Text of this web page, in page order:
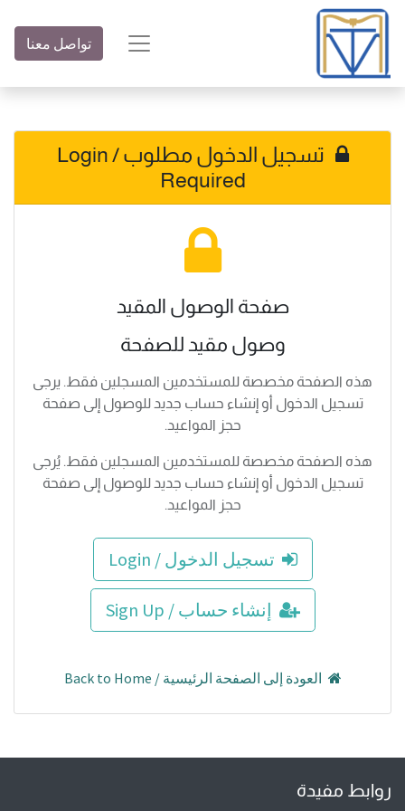
تواصل معنا
تسجيل الدخول مطلوب / Login
Required
صفحة الوصول المقيد
وصول مقيد للصفحة
هذه الصفحة مخصصة للمستخدمين المسجلين فقط. يرجى
تسجيل الدخول أو إنشاء حساب جديد للوصول إلى صفحة
حجز المواعيد.
هذه الصفحة مخصصة للمستخدمين المسجلين فقط. يُرجى
تسجيل الدخول أو إنشاء حساب جديد للوصول إلى صفحة
حجز المواعيد.
تسجيل الدخول / Login
إنشاء حساب / Sign Up
العودة إلى الصفحة الرئيسية / Back to Home
روابط مفيدة